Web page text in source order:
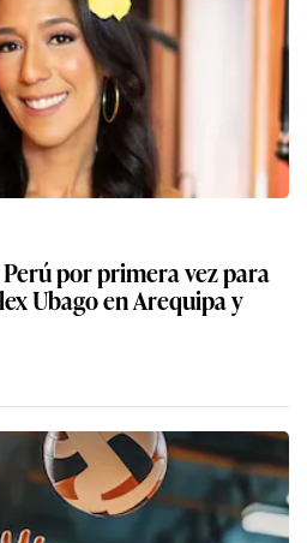
por primera vez para
Ubago en Arequipa y